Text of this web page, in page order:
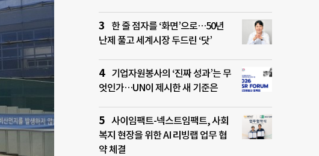
한 줄 점자를 ‘화면’으로…50년
난제 풀고 세계시장 두드린 ‘닷’
기업자원봉사의 ‘진짜 성과’는 무
엇인가…UN이 제시한 새 기준은
사이임팩트-넥스트임팩트, 사회
복지 현장을 위한 AI 리빙랩 업무 협
약 체결